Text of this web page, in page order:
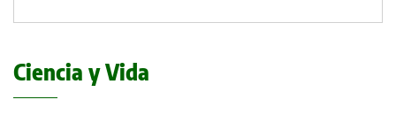
Ciencia y Vida